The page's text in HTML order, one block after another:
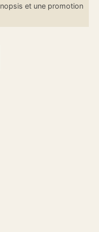
et une promotion